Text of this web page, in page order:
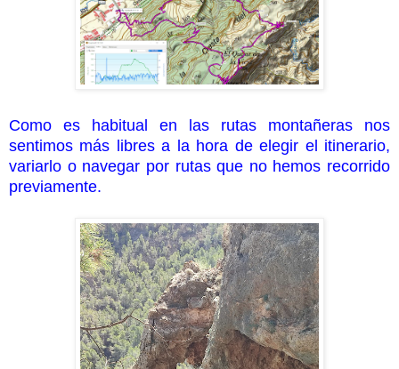
Como es habitual en las rutas montañeras nos
sentimos más libres a la hora de elegir el itinerario,
variarlo o navegar por rutas que no hemos recorrido
previamente.